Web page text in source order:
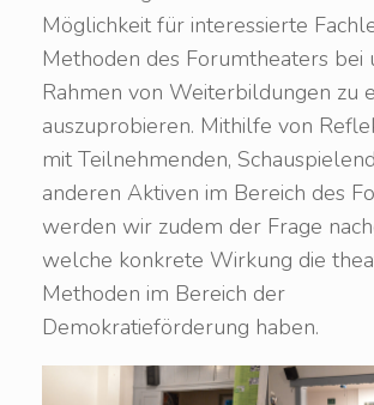
Möglichkeit für interessierte
Methoden des Forumtheaters bei
Rahmen von Weiterbildungen zu
auszuprobieren. Mithilfe von
mit Teilnehmenden,
anderen Aktiven im Bereich des
werden wir zudem der Frage
welche konkrete Wirkung die
Methoden im Bereich der
Demokratieförderung haben.